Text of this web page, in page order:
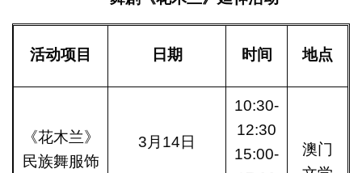
活动项目 日期 时间 地点
《花木兰》
民族舞服饰
3月14日
10:30-
12:30
15:00-
澳门